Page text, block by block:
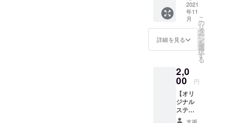
からメタル
まで何でも
聴きます
が、若い頃
に染み付い
ロック、
フュージョ
ン、パンク
が今でも
根っこにあ
ん。
ズを詰
め込ん
で輪切
た美味
しい珍
れは
ロック
バンドG
のリー
ダーTさ
まか
あうん
堂店頭
でお出
しして
いるオ
コー
ヒー3種
リップ
バッグ
になり
まし
2021
年11
月
詳細を見る
こ
の
リ
タ
ー
ン
を
選
択
す
る
2,0
00 円
【オリ
ジナル
ステッ
カー3枚